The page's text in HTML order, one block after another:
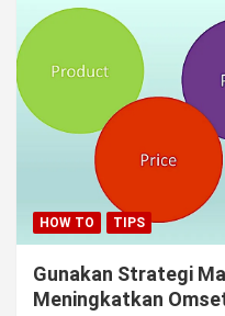
HOW TO TIPS
Gunakan Strategi
Meningkatkan